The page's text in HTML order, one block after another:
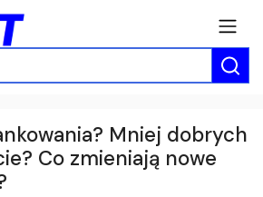
Mniej dobrych
Co zmieniają nowe